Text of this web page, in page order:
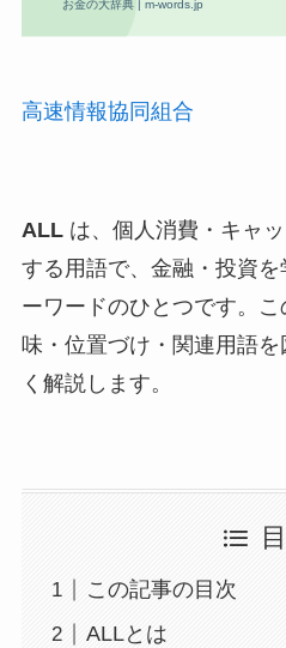
高速情報協同組合
ALLは、個人消費・キャ
する用語で、金融・投資
ーワードのひとつです。
味・位置づけ・関連用語
く解説します。
この記事の目次
ALLとは